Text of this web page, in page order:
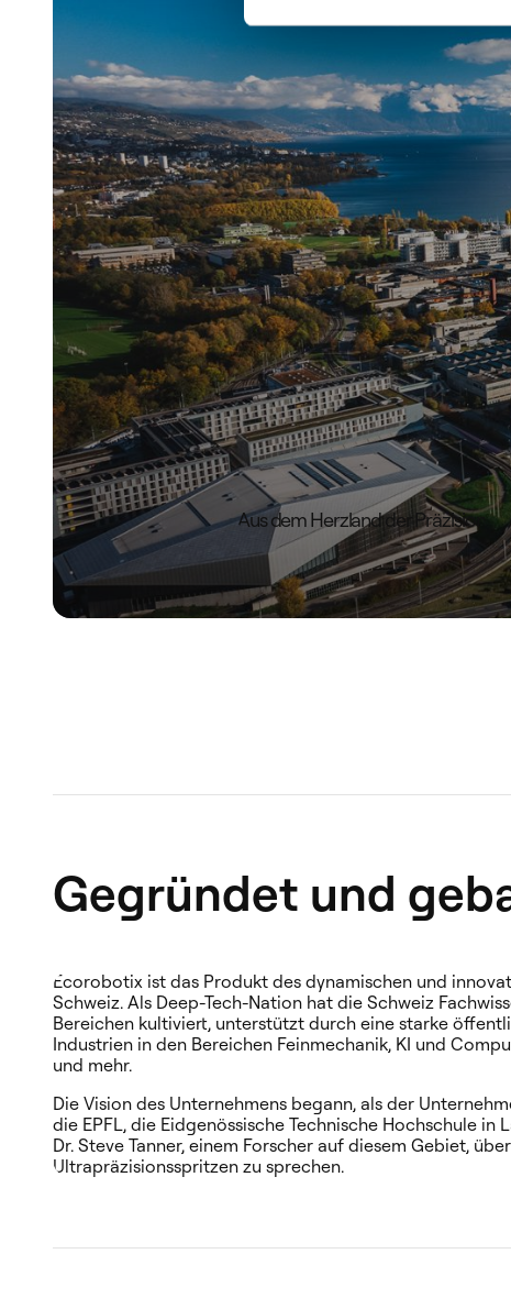
Aus dem Herzland der Präzision
Gegründet und
Ecorobotix ist das Produkt des dynamischen und
Schweiz. Als Deep-Tech-Nation hat die Schweiz
Bereichen kultiviert, unterstützt durch eine starke
Industrien in den Bereichen Feinmechanik, KI und
und mehr.
Die Vision des Unternehmens begann, als der
die EPFL, die Eidgenössische Technische Hochschule in
Dr. Steve Tanner, einem Forscher auf diesem Gebiet,
Ultrapräzisionsspritzen zu sprechen.